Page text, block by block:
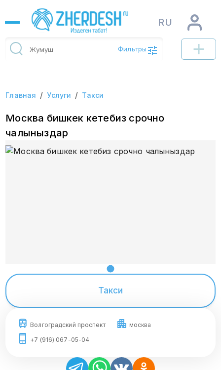
RU
Фильтры
Главная / Услуги / Такси
Москва бишкек кетебиз срочно
чалыныздар
Такси
Волгоградский проспект
москва
+7 (916) 067-05-04